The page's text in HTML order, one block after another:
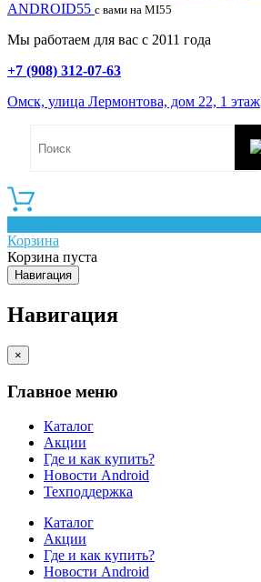
ANDROID55 с вами на MI55
Мы работаем для вас с 2011 года
+7 (908) 312-07-63
Омск, улица Лермонтова, дом 22, 1 этаж
Корзина
Корзина пуста
Навигация
Навигация
×
Главное меню
Каталог
Акции
Где и как купить?
Новости Android
Техподдержка
Каталог
Акции
Где и как купить?
Новости Android